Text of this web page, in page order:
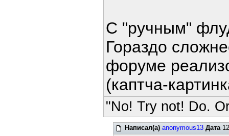
С "ручным"
Гораздо
форуме
(каптча-
"No! Try not! Do.
Написал(а) anonymous13 Дата